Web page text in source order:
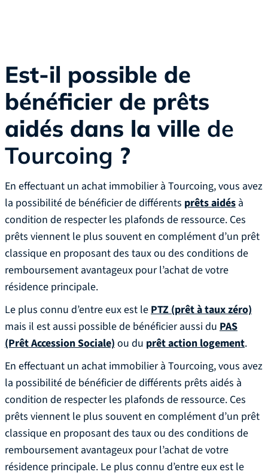
Est-il possible de
bénéficier de prêts
aidés dans la ville de
Tourcoing ?
En effectuant un achat immobilier à Tourcoing, vous avez
la possibilité de bénéficier de différents prêts aidés à
condition de respecter les plafonds de ressource. Ces
prêts viennent le plus souvent en complément d’un prêt
classique en proposant des taux ou des conditions de
remboursement avantageux pour l’achat de votre
résidence principale.‍
Le plus connu d’entre eux est le PTZ (prêt à taux zéro)
mais il est aussi possible de bénéficier aussi du PAS
(Prêt Accession Sociale) ou du prêt action logement.‍
En effectuant un achat immobilier à Tourcoing, vous avez
la possibilité de bénéficier de différents prêts aidés à
condition de respecter les plafonds de ressource. Ces
prêts viennent le plus souvent en complément d’un prêt
classique en proposant des taux ou des conditions de
remboursement avantageux pour l’achat de votre
résidence principale.‍ Le plus connu d’entre eux est le